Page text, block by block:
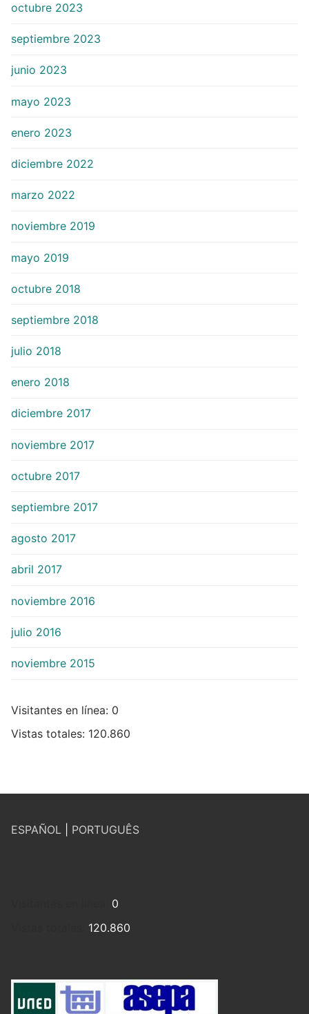
octubre 2023
septiembre 2023
junio 2023
mayo 2023
enero 2023
diciembre 2022
marzo 2022
noviembre 2019
mayo 2019
octubre 2018
septiembre 2018
julio 2018
enero 2018
diciembre 2017
noviembre 2017
octubre 2017
septiembre 2017
agosto 2017
abril 2017
noviembre 2016
julio 2016
noviembre 2015
Visitantes en línea: 0
Vistas totales: 120.860
ESPAÑOL PORTUGUÊS
0
120.860